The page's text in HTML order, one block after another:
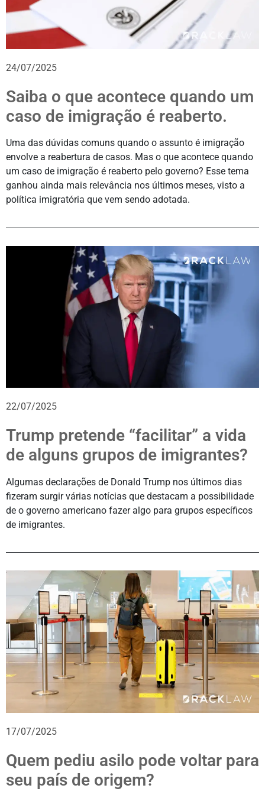
24/07/2025
Saiba o que acontece quando um
caso de imigração é reaberto.
Uma das dúvidas comuns quando o assunto é imigração
envolve a reabertura de casos. Mas o que acontece quando
um caso de imigração é reaberto pelo governo? Esse tema
ganhou ainda mais relevância nos últimos meses, visto a
política imigratória que vem sendo adotada.
22/07/2025
Trump pretende “facilitar” a vida
de alguns grupos de imigrantes?
Algumas declarações de Donald Trump nos últimos dias
fizeram surgir várias notícias que destacam a possibilidade
de o governo americano fazer algo para grupos específicos
de imigrantes.
17/07/2025
Quem pediu asilo pode voltar para
seu país de origem?